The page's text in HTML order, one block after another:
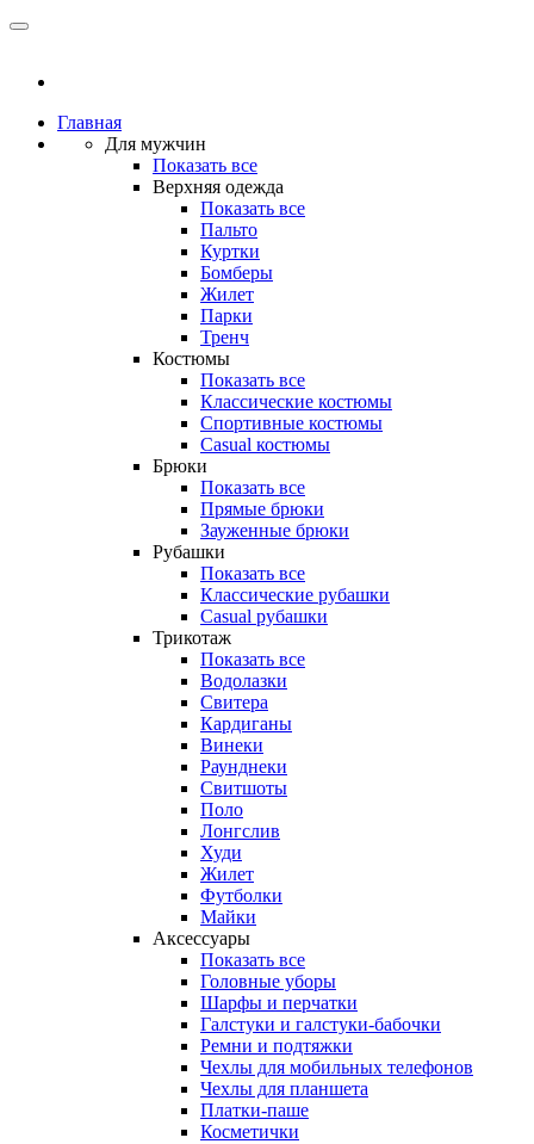
Главная
Для мужчин
Показать все
Верхняя одежда
Показать все
Пальто
Куртки
Бомберы
Жилет
Парки
Тренч
Костюмы
Показать все
Классические костюмы
Спортивные костюмы
Casual костюмы
Брюки
Показать все
Прямые брюки
Зауженные брюки
Рубашки
Показать все
Классические рубашки
Casual рубашки
Трикотаж
Показать все
Водолазки
Свитера
Кардиганы
Винеки
Раунднеки
Свитшоты
Поло
Лонгслив
Худи
Жилет
Футболки
Майки
Аксессуары
Показать все
Головные уборы
Шарфы и перчатки
Галстуки и галстуки-бабочки
Ремни и подтяжки
Чехлы для мобильных телефонов
Чехлы для планшета
Платки-паше
Косметички